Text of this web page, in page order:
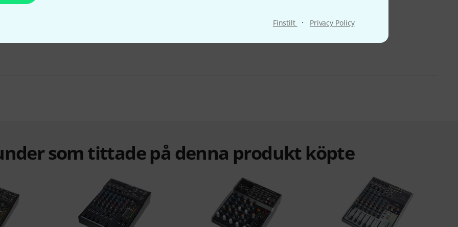
Finstilt · Privacy Policy
som tittade på denna produkt köpte